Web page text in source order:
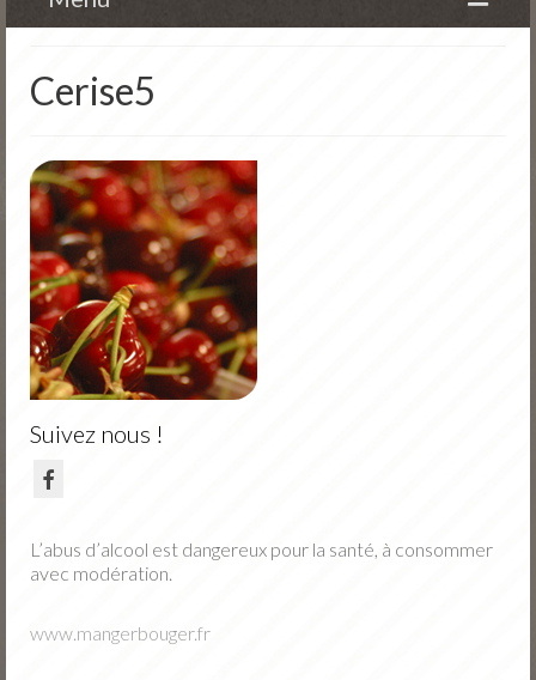
L’histoire
Nos vins
Nos fruits
Jus de fruits
Actu
Portes Ouvertes Novembre
Tarifs / Commande
Cerise5
Suivez nous !
L’abus d’alcool est dangereux pour la santé, à consommer
avec modération.
www.mangerbouger.fr